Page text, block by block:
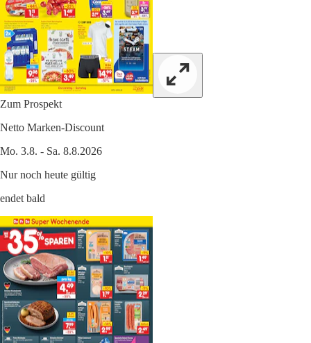
Zum Prospekt
Netto Marken-Discount
Mo. 3.8. - Sa. 8.8.2026
Nur noch heute gültig
endet bald